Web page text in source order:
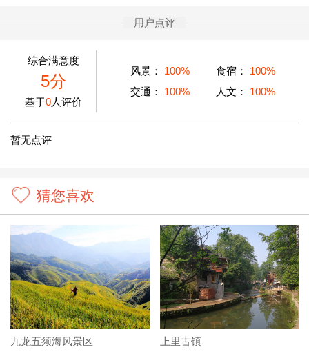
用户点评
综合满意度
5分
基于0人评价
风景： 100% 食宿：
100%
交通：
100% 人文： 100%
暂无点评
猜您喜欢
九龙五须海风景区 上里古镇